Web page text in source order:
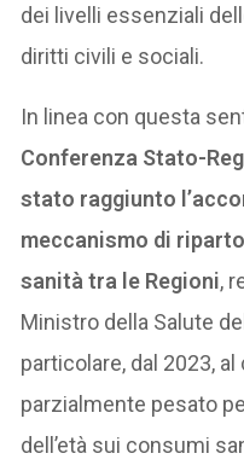
dei livelli essenziali
diritti civili e sociali.
In linea con questa
Conferenza Stato-
stato raggiunto
meccanismo di
sanità tra le Regioni,
Ministro della Salute
particolare, dal 2023,
parzialmente pesato
dell’età sui consumi